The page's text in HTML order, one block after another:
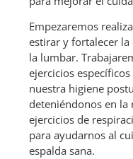
Empezaremos
estirar y fortalecer la
la lumbar.
ejercicios
nuestra higiene
deteniéndonos en la
ejercicios de
para ayudarnos al
espalda sana.